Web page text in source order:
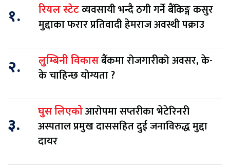
१. रियल स्टेटव्यवसायी भन्दै ठगी गर्ने बैंकिङ्ग कसुर
मुद्दाका फरार प्रतिवादी हेमराज अवस्थी पक्राउ
२. लुम्बिनी विकासबैंकमा रोजगारीको अवसर, के-
के चाहिन्छ योग्यता ?
३.
घुस लिएकोआरोपमा सप्तरीका भेटेरिनरी
अस्पताल प्रमुख दाससहित दुई जनाविरुद्ध मुद्दा
दायर